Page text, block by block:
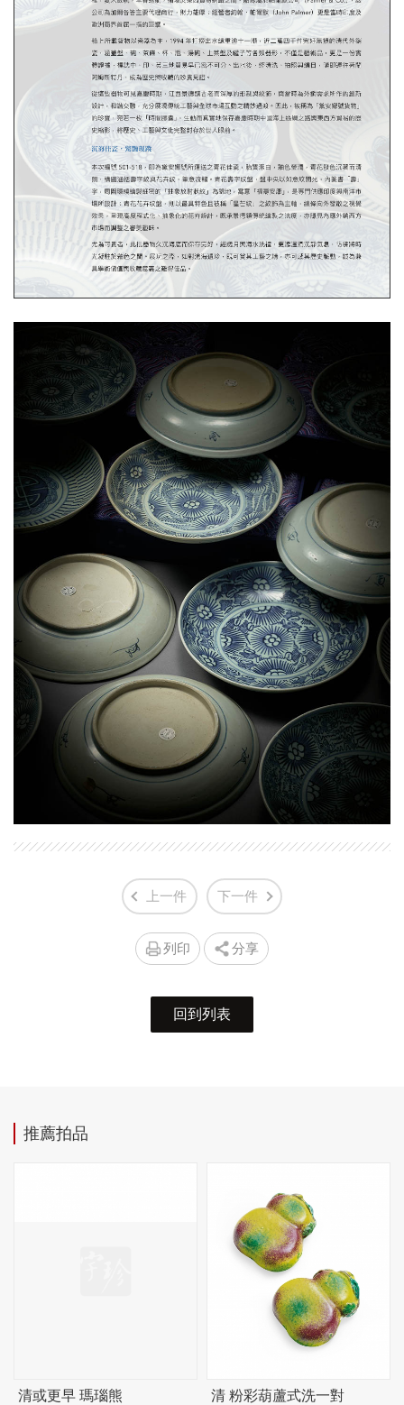
上一件 下一件
列印 分享
回到列表
推薦拍品
清或更早 瑪瑙熊 清 粉彩葫蘆式洗一對